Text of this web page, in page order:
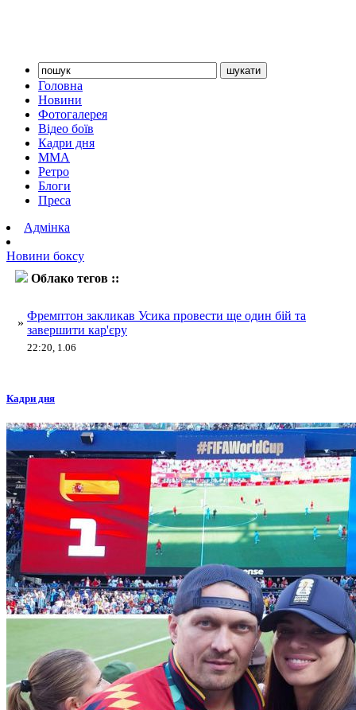
Головна
Новини
Фотогалерея
Відео боїв
Кадри дня
ММА
Ретро
Блоги
Преса
Адмінка
Новини боксу
Облако тегов ::
»
Фремптон закликав Усика провести ще один бій та
завершити кар'єру
22:20, 1.06
Кадри дня